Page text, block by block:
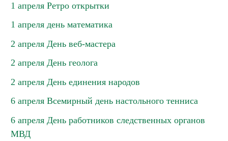
1 апреля Ретро открытки
1 апреля день математика
2 апреля День веб-мастера
2 апреля День геолога
2 апреля День единения народов
6 апреля Всемирный день настольного тенниса
6 апреля День работников следственных органов
МВД